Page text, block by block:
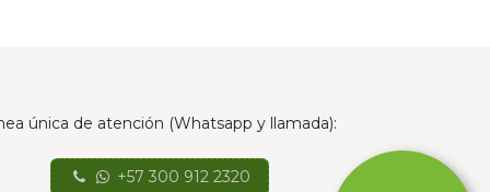
única de atención (Whatsapp y llamada):
+57 300 912 2320